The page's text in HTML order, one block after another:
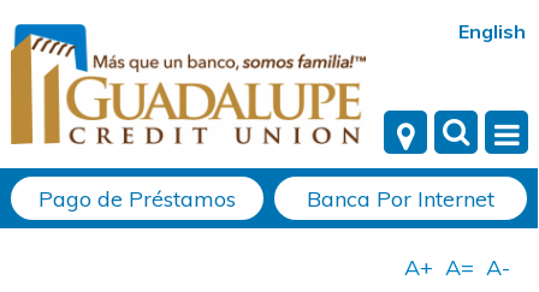
English
Pago de Préstamos Banca Por Internet